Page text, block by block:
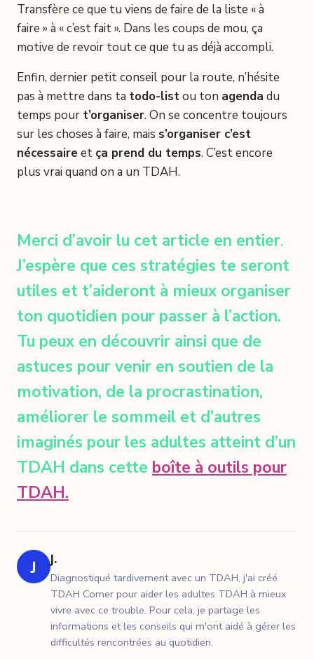
Transfère ce que tu viens de faire de la liste « à
faire » à « c’est fait ». Dans les coups de mou, ça
motive de revoir tout ce que tu as déjà accompli.
Enfin, dernier petit conseil pour la route, n’hésite
pas à mettre dans ta todo-listou ton agenda du
temps pour t’organiser. On se concentre toujours
sur les choses à faire, mais s’organiser c’est
nécessaireet ça prend du temps. C’est encore
plus vrai quand on a un TDAH.
Merci d’avoir lu cet article en entier.
J’espère que ces stratégies te seront
utiles et t’aideront à mieux organiser
ton quotidien pour passer à l’action.
Tu peux en découvrir ainsi que de
astuces pour venir en soutien de la
motivation, de la procrastination,
améliorer le sommeil et d’autres
imaginés pour les adultes atteint d’un
TDAH dans cette boîte à outils pour
TDAH.
J J.
Diagnostiqué tardivement avec un TDAH, j'ai créé
TDAH Corner pour aider les adultes TDAH à mieux
vivre avec ce trouble. Pour cela, je partage les
informations et les conseils qui m'ont aidé à gérer les
difficultés rencontrées au quotidien.